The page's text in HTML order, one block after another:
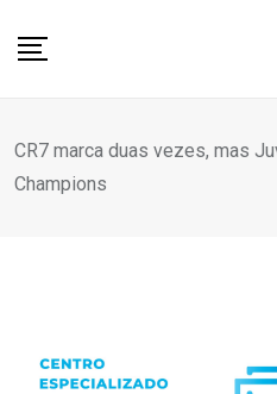
CR7 marca duas vezes, mas
Champions